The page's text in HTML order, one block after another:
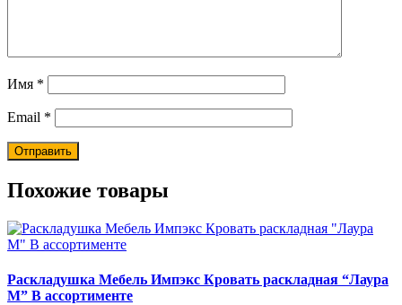
Имя *
Email *
Похожие товары
Раскладушка Мебель Импэкс Кровать раскладная “Лаура
М” В ассортименте